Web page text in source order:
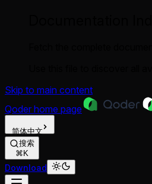
Skip to main content
Qoder home page
简体中文
搜索
⌘K
Download